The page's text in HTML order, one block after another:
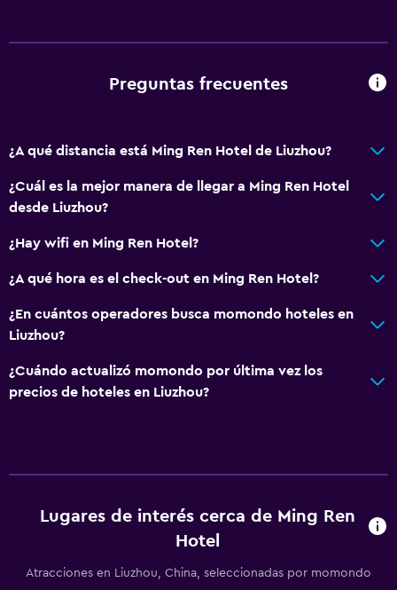
Preguntas frecuentes
¿A qué distancia está Ming Ren Hotel de Liuzhou?
¿Cuál es la mejor manera de llegar a Ming Ren Hotel
desde Liuzhou?
¿Hay wifi en Ming Ren Hotel?
¿A qué hora es el check-out en Ming Ren Hotel?
¿En cuántos operadores busca momondo hoteles en
Liuzhou?
¿Cuándo actualizó momondo por última vez los
precios de hoteles en Liuzhou?
Lugares de interés cerca de Ming Ren
Hotel
Atracciones en Liuzhou, China, seleccionadas por momondo